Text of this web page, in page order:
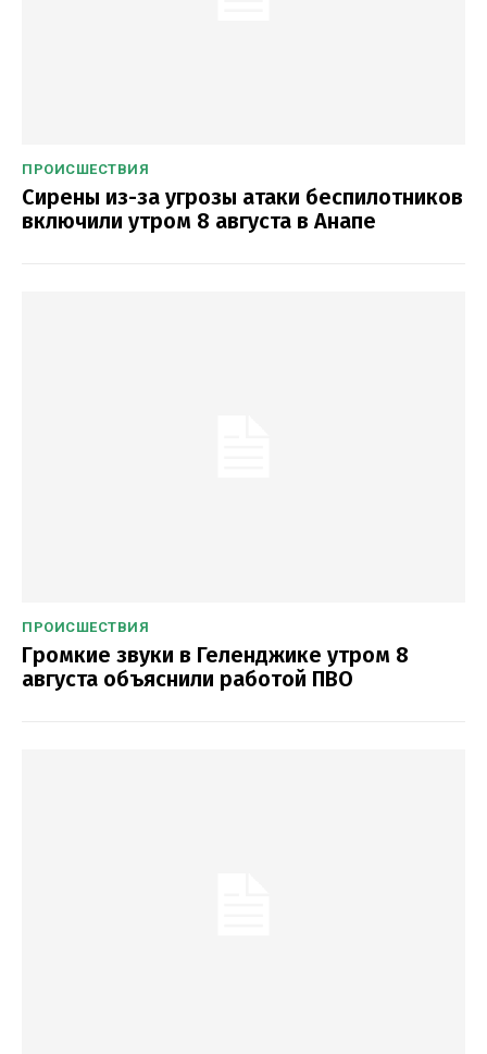
ПРОИСШЕСТВИЯ
Сирены из-за угрозы атаки беспилотников
включили утром 8 августа в Анапе
ПРОИСШЕСТВИЯ
Громкие звуки в Геленджике утром 8
августа объяснили работой ПВО